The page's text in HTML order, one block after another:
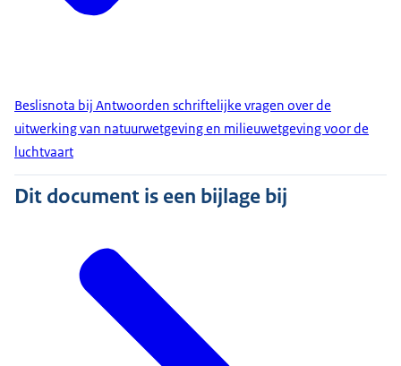
Beslisnota bij Antwoorden schriftelijke vragen over de
uitwerking van natuurwetgeving en milieuwetgeving voor de
luchtvaart
Dit document is een bijlage bij